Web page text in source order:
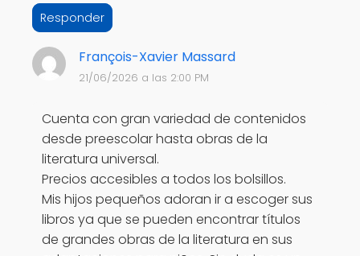
Responder
François-Xavier Massard
21/06/2026 a las 2:00 PM
Cuenta con gran variedad de contenidos
desde preescolar hasta obras de la
literatura universal.
Precios accesibles a todos los bolsillos.
Mis hijos pequeños adoran ir a escoger sus
libros ya que se pueden encontrar títulos
de grandes obras de la literatura en sus